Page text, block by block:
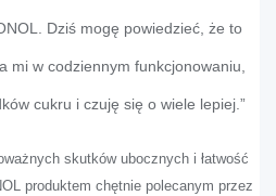
Dziś mogę powiedzieć, że to
mi w codziennym funkcjonowaniu,
cukru i czuję się o wiele lepiej.”
skutków ubocznych i łatwość
produktem chętnie polecanym przez